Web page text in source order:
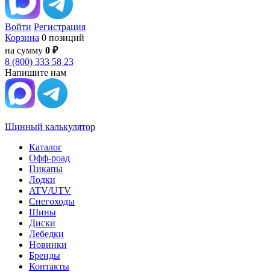
Войти Регистрация
Корзина 0 позиций
на сумму 0 ₽
8 (800) 333 58 23
Напишите нам
Шинный калькулятор
Каталог
Офф-роад
Пикапы
Лодки
ATV/UTV
Снегоходы
Шины
Диски
Лебедки
Новинки
Бренды
Контакты